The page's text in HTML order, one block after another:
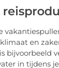
en
bijvoorbeeld
in tijdens